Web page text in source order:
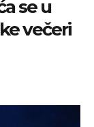
se u
večeri